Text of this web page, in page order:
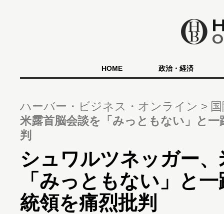
HOME 政治・経済
ハーバー・ビジネス・オンライン
米露首脳会談を「みっともない」と
判
シュワルツネッガー
「みっともない」と
統領を痛烈批判